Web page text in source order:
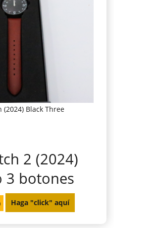
(2024) Black Three
2 (2024)
3 botones
Haga "click" aquí